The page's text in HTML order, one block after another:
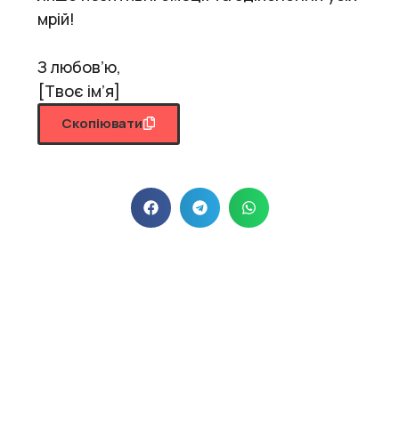
мрій!
З любов’ю,
[Твоє ім’я]
Скопіювати